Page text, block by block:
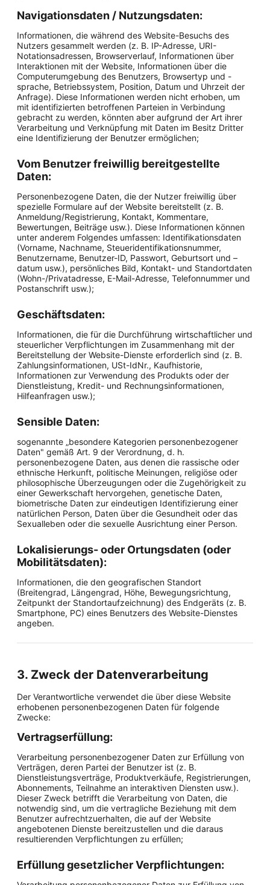
Navigationsdaten / Nutzungsdaten:
Informationen, die während des Website-Besuchs des
Nutzers gesammelt werden (z. B. IP-Adresse, URI-
Notationsadressen, Browserverlauf, Informationen über
Interaktionen mit der Website, Informationen über die
Computerumgebung des Benutzers, Browsertyp und -
sprache, Betriebssystem, Position, Datum und Uhrzeit der
Anfrage). Diese Informationen werden nicht erhoben, um
mit identifizierten betroffenen Parteien in Verbindung
gebracht zu werden, könnten aber aufgrund der Art ihrer
Verarbeitung und Verknüpfung mit Daten im Besitz Dritter
eine Identifizierung der Benutzer ermöglichen;
Vom Benutzer freiwillig bereitgestellte
Daten:
Personenbezogene Daten, die der Nutzer freiwillig über
spezielle Formulare auf der Website bereitstellt (z. B.
Anmeldung/Registrierung, Kontakt, Kommentare,
Bewertungen, Beiträge usw.). Diese Informationen können
unter anderem Folgendes umfassen: Identifikationsdaten
(Vorname, Nachname, Steueridentifikationsnummer,
Benutzername, Benutzer-ID, Passwort, Geburtsort und –
datum usw.), persönliches Bild, Kontakt- und Standortdaten
(Wohn-/Privatadresse, E-Mail-Adresse, Telefonnummer und
Postanschrift usw.);
Geschäftsdaten:
Informationen, die für die Durchführung wirtschaftlicher und
steuerlicher Verpflichtungen im Zusammenhang mit der
Bereitstellung der Website-Dienste erforderlich sind (z. B.
Zahlungsinformationen, USt-IdNr., Kaufhistorie,
Informationen zur Verwendung des Produkts oder der
Dienstleistung, Kredit- und Rechnungsinformationen,
Hilfeanfragen usw.);
Sensible Daten:
sogenannte „besondere Kategorien personenbezogener
Daten" gemäß Art. 9 der Verordnung, d. h.
personenbezogene Daten, aus denen die rassische oder
ethnische Herkunft, politische Meinungen, religiöse oder
philosophische Überzeugungen oder die Zugehörigkeit zu
einer Gewerkschaft hervorgehen, genetische Daten,
biometrische Daten zur eindeutigen Identifizierung einer
natürlichen Person, Daten über die Gesundheit oder das
Sexualleben oder die sexuelle Ausrichtung einer Person.
Lokalisierungs- oder Ortungsdaten (oder
Mobilitätsdaten):
Informationen, die den geografischen Standort
(Breitengrad, Längengrad, Höhe, Bewegungsrichtung,
Zeitpunkt der Standortaufzeichnung) des Endgeräts (z. B.
Smartphone, PC) eines Benutzers des Website-Dienstes
angeben.
3. Zweck der Datenverarbeitung
Der Verantwortliche verwendet die über diese Website
erhobenen personenbezogenen Daten für folgende
Zwecke:
Vertragserfüllung:
Verarbeitung personenbezogener Daten zur Erfüllung von
Verträgen, deren Partei der Benutzer ist (z. B.
Dienstleistungsverträge, Produktverkäufe, Registrierungen,
Abonnements, Teilnahme an interaktiven Diensten usw.).
Dieser Zweck betrifft die Verarbeitung von Daten, die
notwendig sind, um die vertragliche Beziehung mit dem
Benutzer aufrechtzuerhalten, die auf der Website
angebotenen Dienste bereitzustellen und die daraus
resultierenden Verpflichtungen zu erfüllen;
Erfüllung gesetzlicher Verpflichtungen: